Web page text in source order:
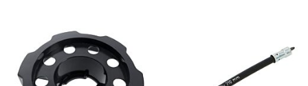
WISH
LIST
COMPARE